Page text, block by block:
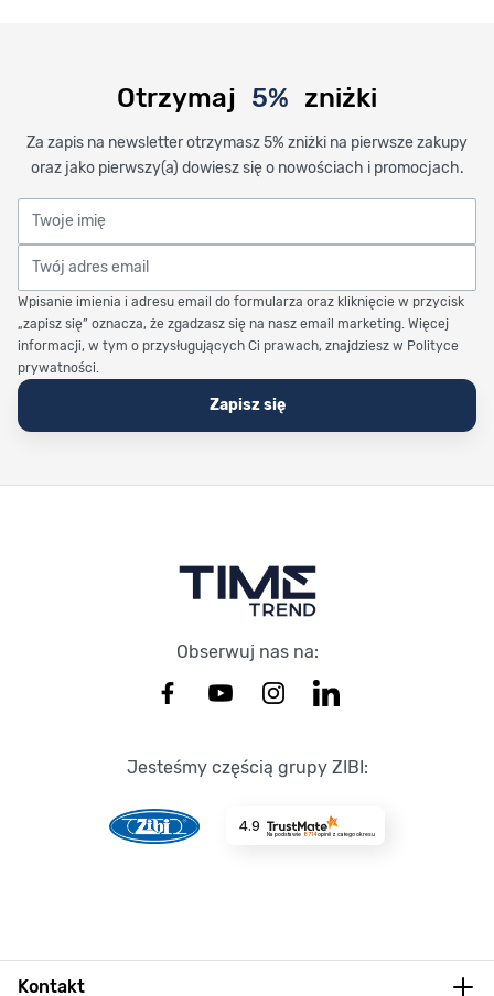
Otrzymaj 5% zniżki
Za zapis na newsletter otrzymasz 5% zniżki na pierwsze zakupy
oraz jako pierwszy(a) dowiesz się o nowościach i promocjach.
Twoje imię
Twój adres email
Wpisanie imienia i adresu email do formularza oraz kliknięcie w przycisk
„zapisz się” oznacza, że zgadzasz się na nasz email marketing. Więcej
informacji, w tym o przysługujących Ci prawach, znajdziesz w Polityce
prywatności.
Zapisz się
Obserwuj nas na:
Jesteśmy częścią grupy ZIBI:
4.9
Na podstawie 8714opinii z całego okresu
Kontakt